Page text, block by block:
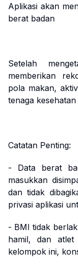
Aplikasi akan
berat badan
Setelah
memberikan
pola makan,
tenaga
Catatan Penting:
- Data berat
masukkan
dan tidak
privasi aplikasi
- BMI tidak
hamil, dan
kelompok ini,